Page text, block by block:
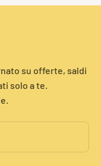
su offerte, saldi
solo a te.